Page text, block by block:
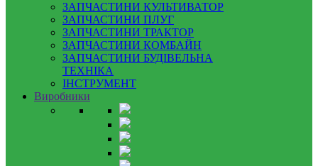
ЗАПЧАСТИНИ КУЛЬТИВАТОР
ЗАПЧАСТИНИ ПЛУГ
ЗАПЧАСТИНИ ТРАКТОР
ЗАПЧАСТИНИ КОМБАЙН
ЗАПЧАСТИНИ БУДІВЕЛЬНА
ТЕХНІКА
ІНСТРУМЕНТ
Виробники